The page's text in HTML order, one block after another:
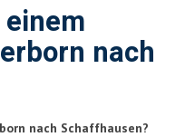
nach
nach Schaffhausen?